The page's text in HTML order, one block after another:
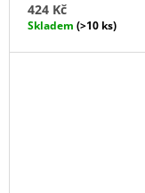
424 Kč
Skladem (>10 ks)